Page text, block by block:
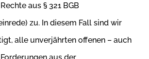
aus § 321 BGB
zu. In diesem Fall sind wir
alle unverjährten offenen – auch
aus der